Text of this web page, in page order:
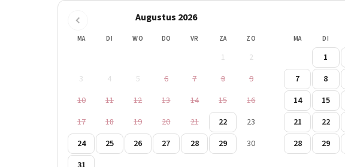
Augustus 2026
MA DI WO DO VR ZA ZO
1
2
3
4 5 6 7 8
9
10
11 12 13 14 15
16
17
18 19 20 21 22
23
24
25 26 27 28 29
30
MA DI
1
7
8
14
15
21
22
28
29